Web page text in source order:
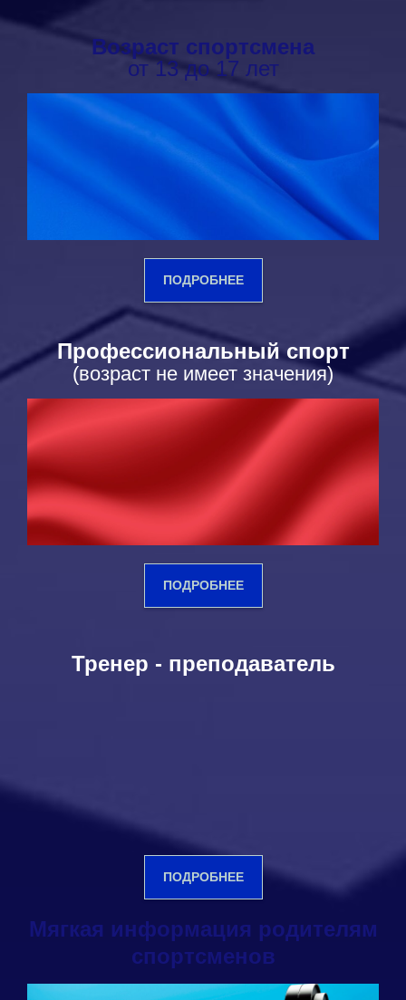
Возраст спортсмена
от 13 до 17 лет
ПОДРОБНЕЕ
Профессиональный спорт
(возраст не имеет значения)
ПОДРОБНЕЕ
Тренер - преподаватель
ПОДРОБНЕЕ
Мягкая информация родителям
спортсменов